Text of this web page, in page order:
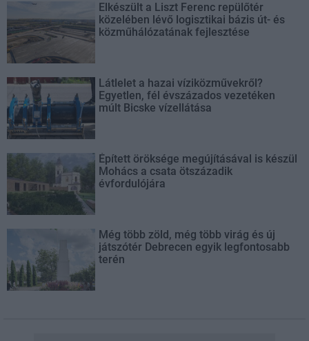
Elkészült a Liszt Ferenc repülőtér
közelében lévő logisztikai bázis út- és
közműhálózatának fejlesztése
Látlelet a hazai víziközművekről?
Egyetlen, fél évszázados vezetéken
múlt Bicske vízellátása
Épített öröksége megújításával is készül
Mohács a csata ötszázadik
évfordulójára
Még több zöld, még több virág és új
játszótér Debrecen egyik legfontosabb
terén